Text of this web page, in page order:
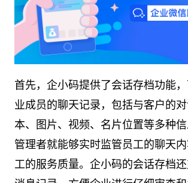
首先，企小码提供了会话存档功能
业成员的聊天记录，包括与客户的
本、图片、视频、名片位置等多种
管理者就能够实时监管员工的聊天
工的服务质量。企小码的会话存档